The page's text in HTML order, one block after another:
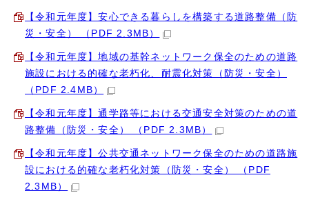
【令和元年度】安心できる暮らしを構築する道路整備（防
災・安全） （PDF 2.3MB）
【令和元年度】地域の基幹ネットワーク保全のための道路
施設における的確な老朽化、耐震化対策（防災・安全）
（PDF 2.4MB）
【令和元年度】通学路等における交通安全対策のための道
路整備（防災・安全） （PDF 2.3MB）
【令和元年度】公共交通ネットワーク保全のための道路施
設における的確な老朽化対策（防災・安全） （PDF
2.3MB）